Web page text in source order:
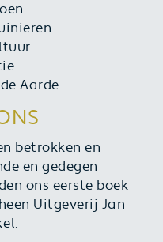
Aarde
betrokken en
en gedegen
ons eerste boek
Uitgeverij Jan